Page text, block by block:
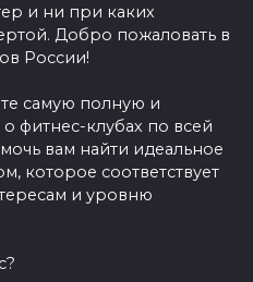
и ни при каких
Добро пожаловать в
России!
самую полную и
фитнес-клубах по всей
вам найти идеальное
которое соответствует
и уровню